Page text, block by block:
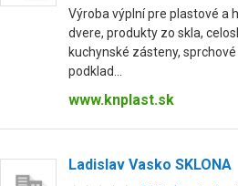
Výroba výplní pre plastové a
dvere, produkty zo skla,
kuchynské zásteny,
podklad...
www.knplast.sk
Ladislav Vasko SKLONA